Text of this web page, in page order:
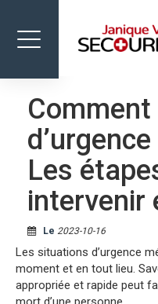
Toggle
FORMATIONS
BOUTIQUE
ÉVÈNEMENTS
Les
intervenir
Le 2023-10-16
Les situations d’urgence
moment et en tout lieu.
appropriée et rapide peut